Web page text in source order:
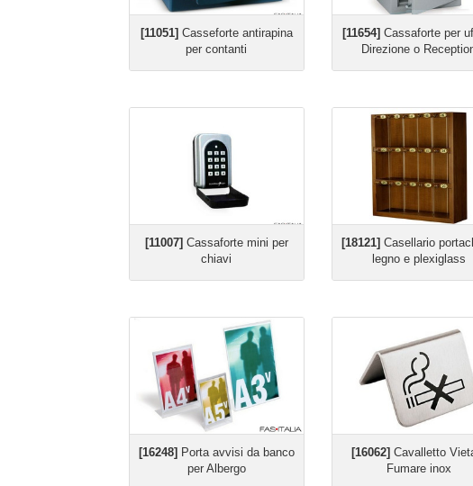
[11051] Casseforte antirapina
per contanti
[11654] Cassaforte per
Direzione o
[11007] Cassaforte mini per
chiavi
[18121] Casellario
legno e plexiglass
[16248] Porta avvisi da banco
per Albergo
[16062] Cavalletto
Fumare inox